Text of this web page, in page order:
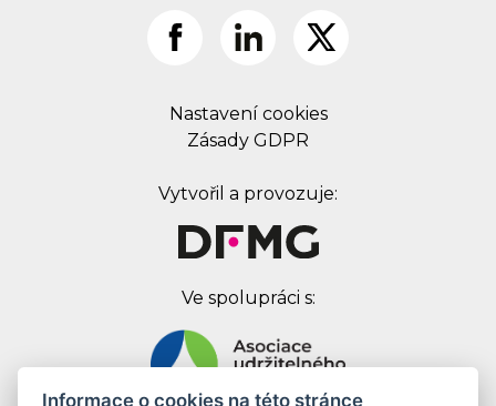
Nastavení cookies
Zásady GDPR
Vytvořil a provozuje:
Ve spolupráci s:
Informace o cookies na této stránce